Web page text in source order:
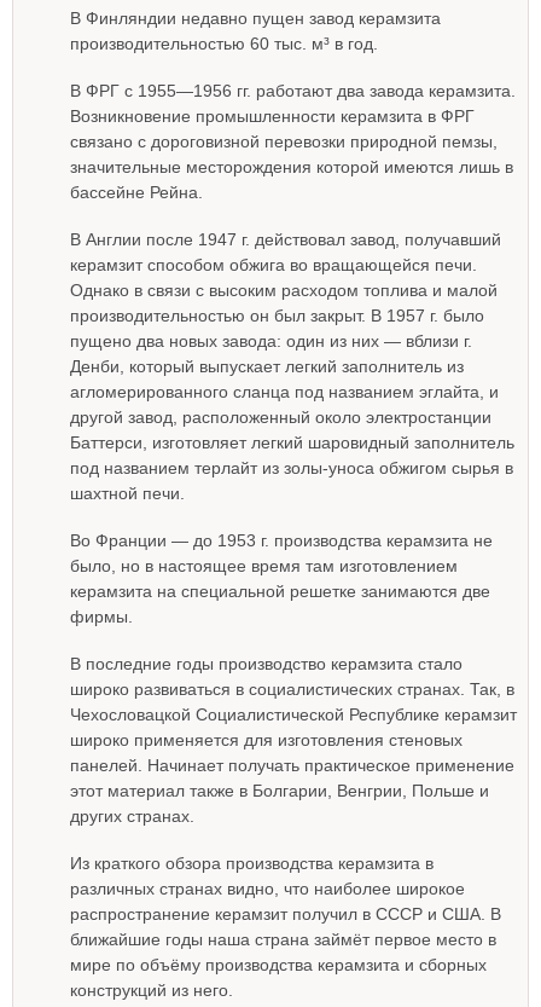
В Финляндии недавно пущен завод керамзита
производительностью 60 тыс. м³ в год.
В ФРГ с 1955—1956 гг. работают два завода керамзита.
Возникновение промышленности керамзита в ФРГ
связано с дороговизной перевозки природной пемзы,
значительные месторождения которой имеются лишь в
бассейне Рейна.
В Англии после 1947 г. действовал завод, получавший
керамзит способом обжига во вращающейся печи.
Однако в связи с высоким расходом топлива и малой
производительностью он был закрыт. В 1957 г. было
пущено два новых завода: один из них — вблизи г.
Денби, который выпускает легкий заполнитель из
агломерированного сланца под названием эглайта, и
другой завод, расположенный около электростанции
Баттерси, изготовляет легкий шаровидный заполнитель
под названием терлайт из золы-уноса обжигом сырья в
шахтной печи.
Во Франции — до 1953 г. производства керамзита не
было, но в настоящее время там изготовлением
керамзита на специальной решетке занимаются две
фирмы.
В последние годы производство керамзита стало
широко развиваться в социалистических странах. Так, в
Чехословацкой Социалистической Республике керамзит
широко применяется для изготовления стеновых
панелей. Начинает получать практическое применение
этот материал также в Болгарии, Венгрии, Польше и
других странах.
Из краткого обзора производства керамзита в
различных странах видно, что наиболее широкое
распространение керамзит получил в СССР и США. В
ближайшие годы наша страна займёт первое место в
мире по объёму производства керамзита и сборных
конструкций из него.